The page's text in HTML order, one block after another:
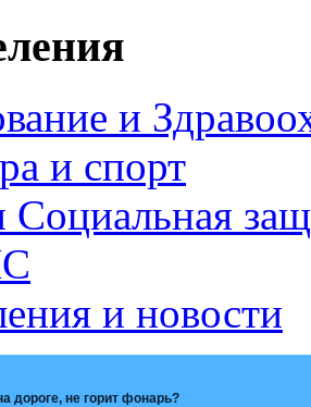
и
и спорт
и новости
дороге, не горит фонарь?